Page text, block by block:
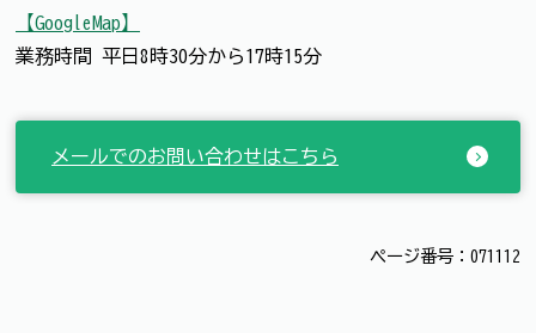
【GoogleMap】
業務時間 平日8時30分から17時15分
メールでのお問い合わせはこちら
ページ番号：071112